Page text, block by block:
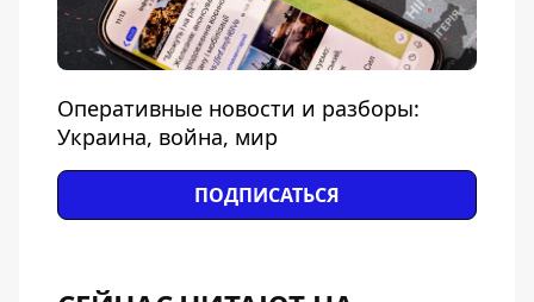
Оперативные новости и разборы:
Украина, война, мир
ПОДПИСАТЬСЯ